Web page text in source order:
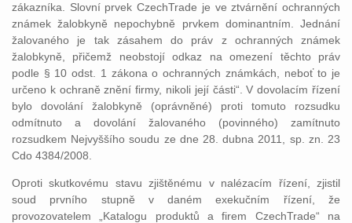
zákazníka. Slovní prvek CzechTrade je ve ztvárnění ochranných
známek žalobkyně nepochybně prvkem dominantním. Jednání
žalovaného je tak zásahem do práv z ochranných známek
žalobkyně, přičemž neobstojí odkaz na omezení těchto práv
podle § 10 odst. 1 zákona o ochranných známkách, neboť to je
určeno k ochraně znění firmy, nikoli její části“. V dovolacím řízení
bylo dovolání žalobkyně (oprávněné) proti tomuto rozsudku
odmítnuto a dovolání žalovaného (povinného) zamítnuto
rozsudkem Nejvyššího soudu ze dne 28. dubna 2011, sp. zn. 23
Cdo 4384/2008.
Oproti skutkovému stavu zjištěnému v nalézacím řízení, zjistil
soud prvního stupně v daném exekučním řízení, že
provozovatelem „Katalogu produktů a firem CzechTrade“ na